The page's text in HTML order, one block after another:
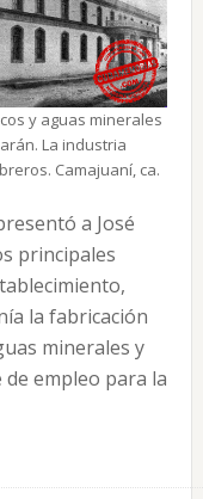
y aguas minerales
La industria
Camajuaní, ca.
a José
principales
la fabricación
minerales y
empleo para la